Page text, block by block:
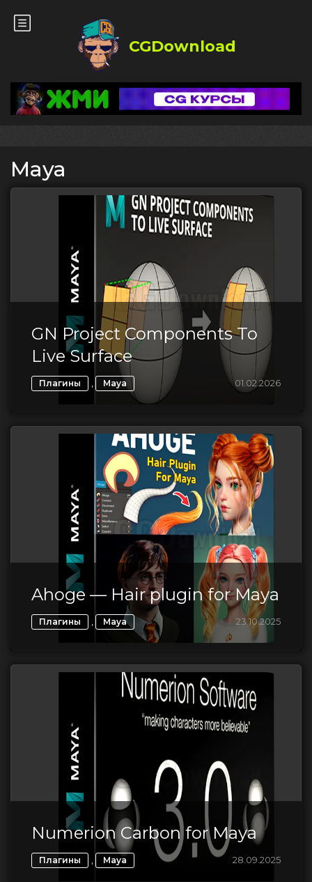
CGDownload
Maya
GN Project Components To
Live Surface
Плагины , Maya 01.02.2026
Ahoge — Hair plugin for Maya
Плагины , Maya 23.10.2025
Numerion Carbon for Maya
Плагины , Maya 28.09.2025